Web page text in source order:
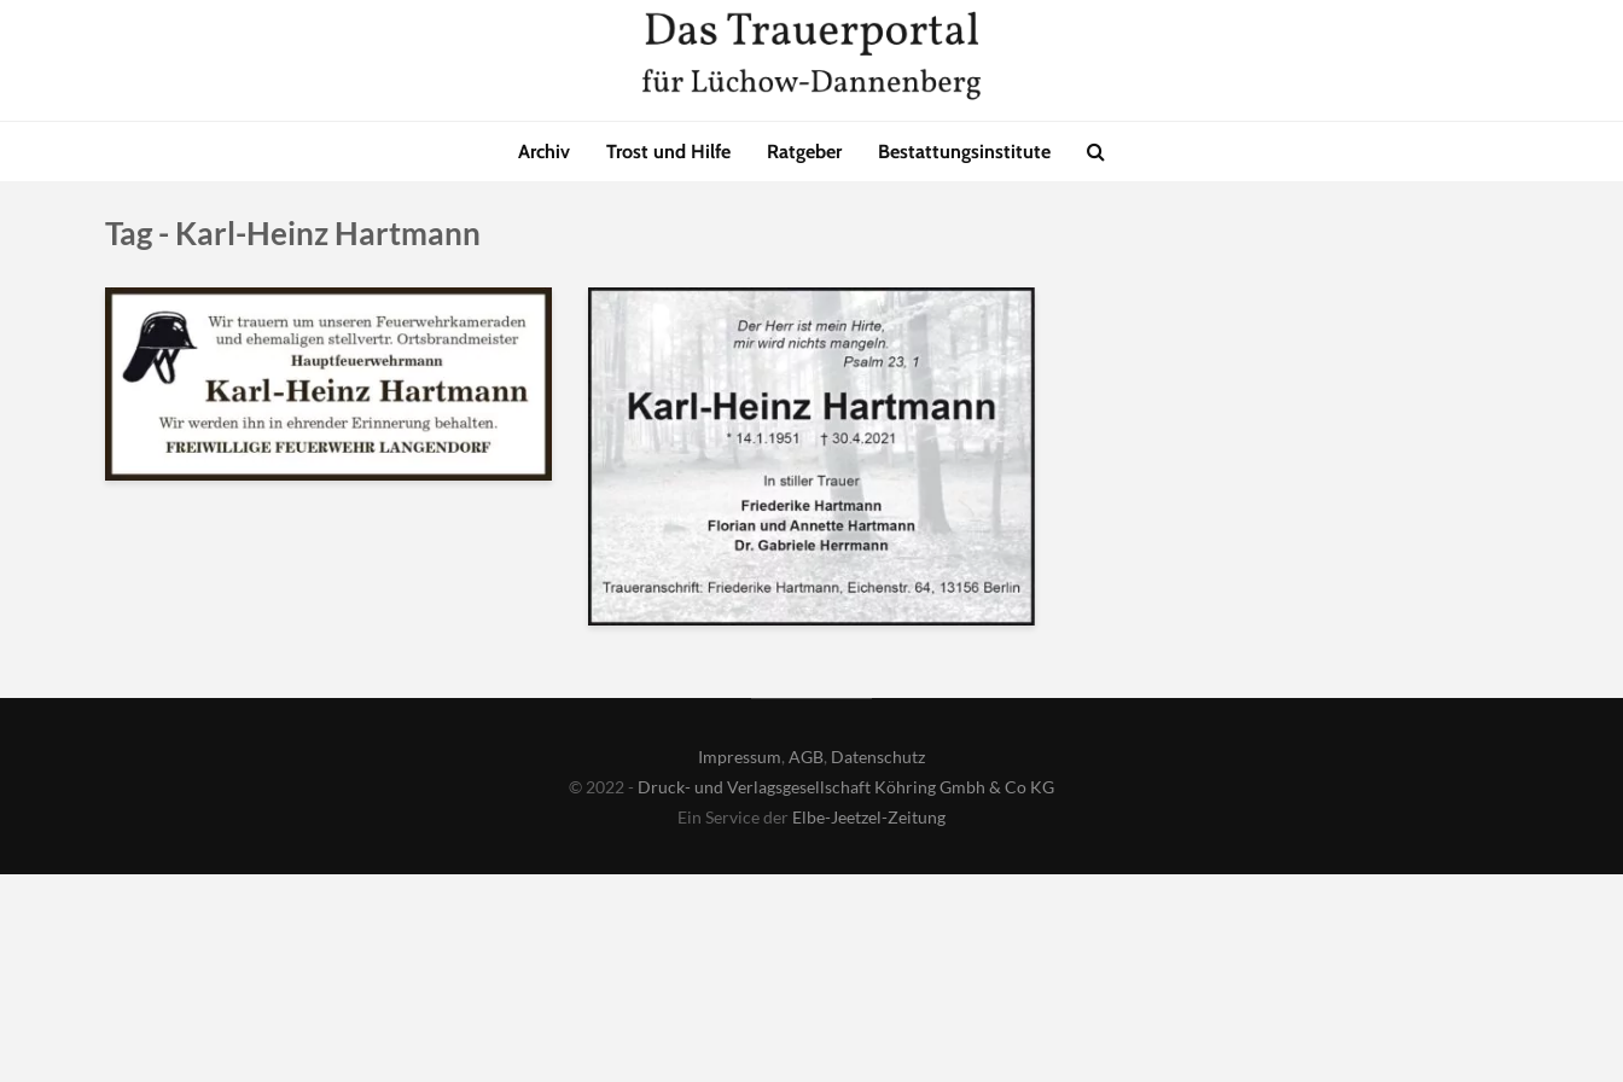
Archiv Trost und Hilfe Ratgeber Bestattungsinstitute
Tag - Karl-Heinz Hartmann
Impressum, AGB, Datenschutz
© 2022 - Druck- und Verlagsgesellschaft Köhring Gmbh & Co KG
Ein Service der Elbe-Jeetzel-Zeitung